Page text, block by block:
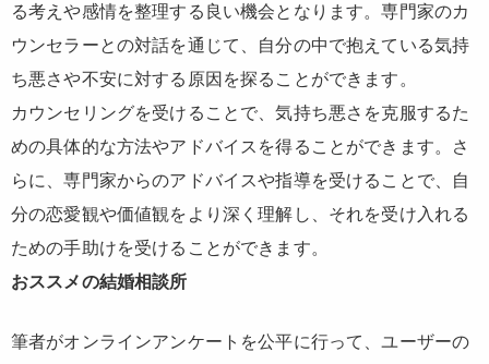
る考えや感情を整理する良い機会となります。専門家のカ
ウンセラーとの対話を通じて、自分の中で抱えている気持
ち悪さや不安に対する原因を探ることができます。
カウンセリングを受けることで、気持ち悪さを克服するた
めの具体的な方法やアドバイスを得ることができます。さ
らに、専門家からのアドバイスや指導を受けることで、自
分の恋愛観や価値観をより深く理解し、それを受け入れる
ための手助けを受けることができます。
おススメの結婚相談所
筆者がオンラインアンケートを公平に行って、ユーザーの